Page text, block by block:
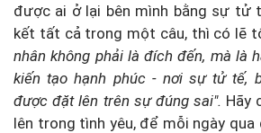
được ai ở lại bên mình bằng sự tử
kết tất cả trong một câu, thì có lẽ
nhân không phải là đích đến, mà là
kiến tạo hạnh phúc - nơi sự tử tế,
được đặt lên trên sự đúng sai". Hãy
lên trong tình yêu, để mỗi ngày qua